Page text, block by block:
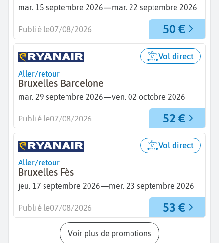
mar. 15 septembre 2026—mar. 22 septembre 2026
50 €
Publié le07/08/2026
Aller/retour
Bruxelles Barcelone
mar. 29 septembre 2026—ven. 02 octobre 2026
Vol direct
52 €
Publié le07/08/2026
Aller/retour
Bruxelles Fès
jeu. 17 septembre 2026—mer. 23 septembre 2026
Vol direct
53 €
Publié le07/08/2026
Voir plus de promotions